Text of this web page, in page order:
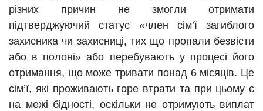
різних причин не змогли отримати
підтверджуючий статус «член сім’ї загиблого
захисника чи захисниці, тих що пропали безвісти
або в полоні» або перебувають у процесі його
отримання, що може тривати понад 6 місяців. Це
сім’ї, які проживають горе втрати та при цьому є
на межі бідності, оскільки не отримують виплат